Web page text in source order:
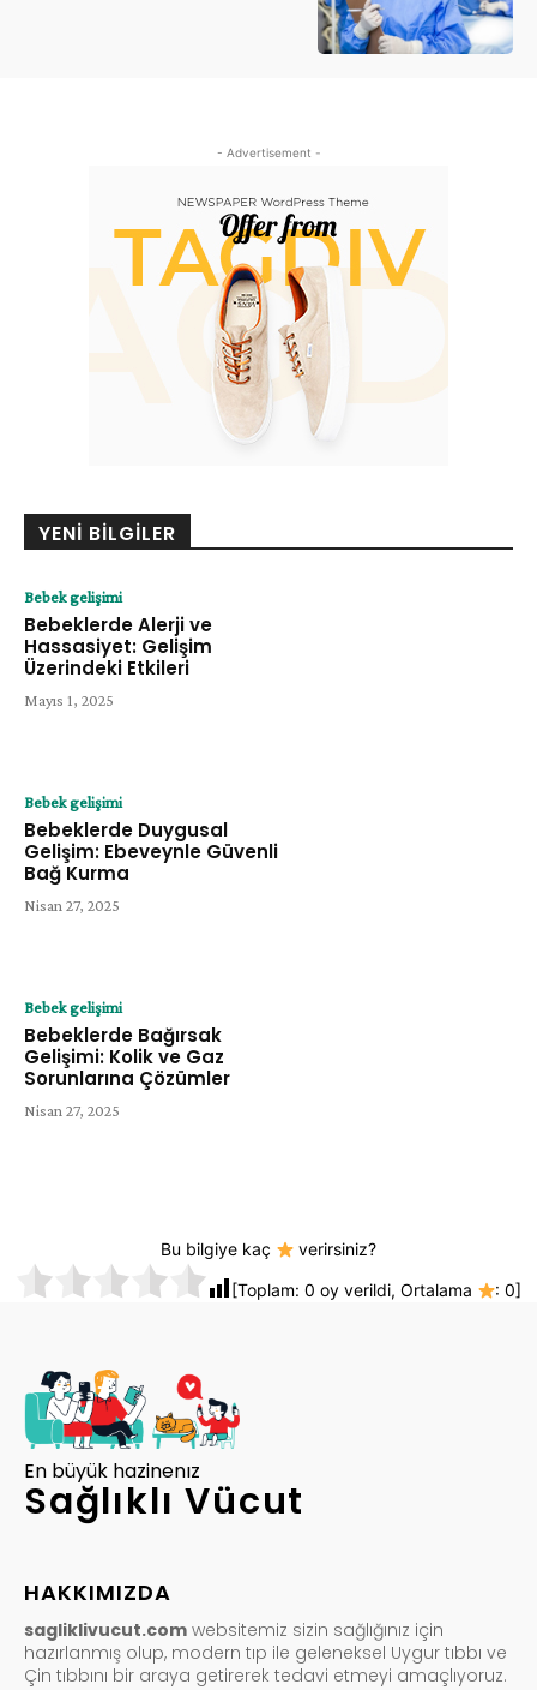
- Advertisement -
YENI BILGILER
Bebek gelişimi
Bebeklerde Alerji ve
Hassasiyet: Gelişim
Üzerindeki Etkileri
Mayıs 1, 2025
Bebek gelişimi
Bebeklerde Duygusal
Gelişim: Ebeveynle Güvenli
Bağ Kurma
Nisan 27, 2025
Bebek gelişimi
Bebeklerde Bağırsak
Gelişimi: Kolik ve Gaz
Sorunlarına Çözümler
Nisan 27, 2025
Bu bilgiye kaç
verirsiniz?
[Toplam: 0 oy verildi, Ortalama :0]
En büyük hazinenız
Sağlıklı Vücut
HAKKIMIZDA
sagliklivucut.com websitemiz sizin sağlığınız için
hazırlanmış olup, modern tıp ile geleneksel Uygur tıbbı ve
Çin tıbbını bir araya getirerek tedavi etmeyi amaçlıyoruz.